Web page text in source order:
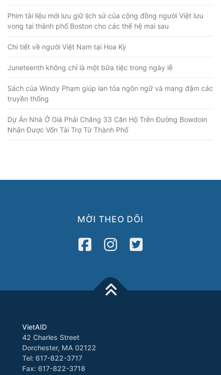
Phim tài liệu mới lưu giữ lịch sử của cộng đồng người Việt lưu
vong tại thành phố Boston cho các thế hệ mai sau
Chi tiết về người Việt Nam tại Hoa Kỳ
Juneteenth không chỉ là một bữa tiệc trong ngày lễ
Sách của Windy Phạm giúp lan tỏa ngôn ngữ và mang đậm các
truyền thống
Dự Án Nhà Ở Giá Phải Chăng 33 Căn Hộ Trên Đường Bowdoin
Nhận Được Vốn Tài Trợ Từ Thành Phố
MỜI THEO DÕI
VietAID
42 Charles Street
Dorchester, MA 02122
Tel: 617-822-3717
Fax: 617-822-3718